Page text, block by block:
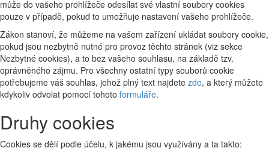
může do vašeho prohlížeče odesílat své vlastní soubory cookies
pouze v případě, pokud to umožňuje nastavení vašeho prohlížeče.
Zákon stanoví, že můžeme na vašem zařízení ukládat soubory cookie,
pokud jsou nezbytně nutné pro provoz těchto stránek (viz sekce
Nezbytné cookies), a to bez vašeho souhlasu, na základě tzv.
oprávněného zájmu. Pro všechny ostatní typy souborů cookie
potřebujeme váš souhlas, jehož plný text najdete zde, a který můžete
kdykoliv odvolat pomocí tohoto formuláře.
Druhy cookies
Cookies se dělí podle účelu, k jakému jsou využívány a ta takto: